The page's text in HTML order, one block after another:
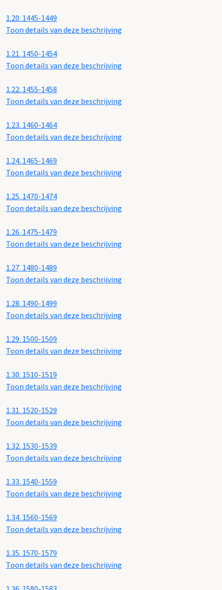
1.20. 1445-1449
Toon details van deze beschrijving
1.21. 1450-1454
Toon details van deze beschrijving
1.22. 1455-1458
Toon details van deze beschrijving
1.23. 1460-1464
Toon details van deze beschrijving
1.24. 1465-1469
Toon details van deze beschrijving
1.25. 1470-1474
Toon details van deze beschrijving
1.26. 1475-1479
Toon details van deze beschrijving
1.27. 1480-1489
Toon details van deze beschrijving
1.28. 1490-1499
Toon details van deze beschrijving
1.29. 1500-1509
Toon details van deze beschrijving
1.30. 1510-1519
Toon details van deze beschrijving
1.31. 1520-1529
Toon details van deze beschrijving
1.32. 1530-1539
Toon details van deze beschrijving
1.33. 1540-1559
Toon details van deze beschrijving
1.34. 1560-1569
Toon details van deze beschrijving
1.35. 1570-1579
Toon details van deze beschrijving